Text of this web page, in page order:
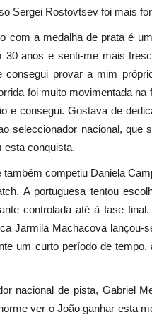
Sergei Rostovtsev foi mais
com a medalha de prata é
30 anos e senti-me mais
consegui provar a mim
foi muito movimentada
e consegui. Gostava de
seleccionador nacional, que
esta conquista.
também competiu Daniela
A portuguesa tentou
controlada até à fase
Jarmila Machacova lançou-
um curto período de
nacional de pista, Gabriel
ver o João ganhar esta